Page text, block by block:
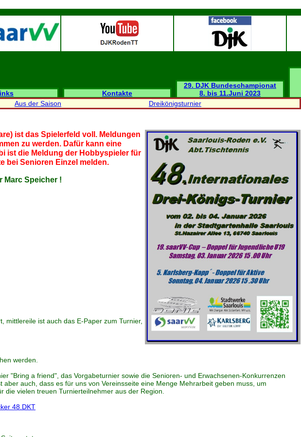
Kontakte
29. DJK Bundeschampionat
8. bis 11.Juni 2023
Aus der Saison Dreikönigsturnier
ist das Spielerfeld voll. Meldungen
zu werden. Dafür kann eine
ist die Meldung der Hobbyspieler für
bei Senioren Einzel melden.
Marc Speicher !
mittlereile ist auch das E-Paper zum Turnier,
werden.
"Bring a friend", das Vorgabeturnier sowie die Senioren- und Erwachsenen-Konkurrenzen
auch, dass es für uns von Vereinsseite eine Menge Mehrarbeit geben muss, um
vielen treuen Turnierteilnehmer aus der Region.
48.DKT